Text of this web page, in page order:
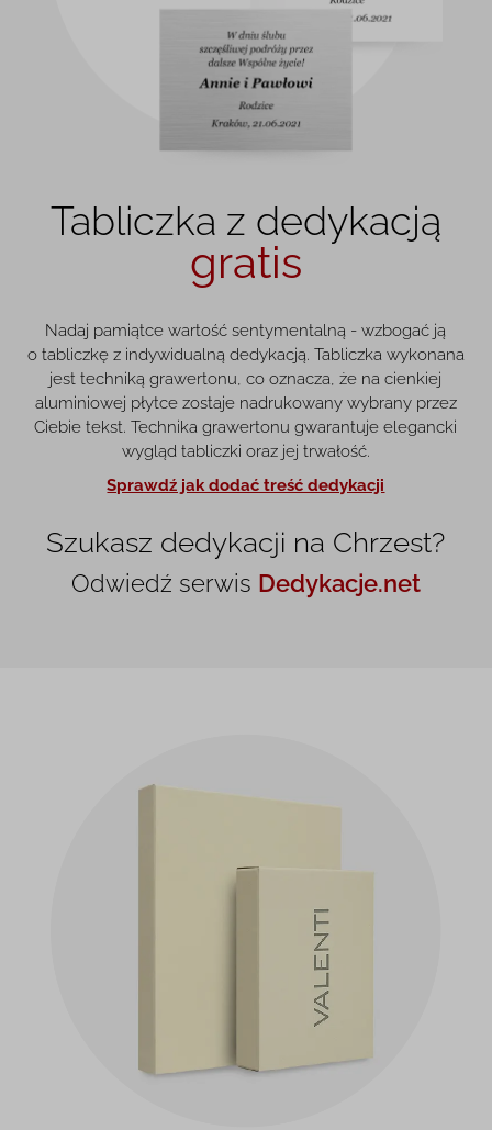
Tabliczka z dedykacją
gratis
Nadaj pamiątce wartość sentymentalną - wzbogać ją
o tabliczkę z indywidualną dedykacją. Tabliczka wykonana
jest techniką grawertonu, co oznacza, że na cienkiej
aluminiowej płytce zostaje nadrukowany wybrany przez
Ciebie tekst. Technika grawertonu gwarantuje elegancki
wygląd tabliczki oraz jej trwałość.
Sprawdź jak dodać treść dedykacji
Szukasz dedykacji na Chrzest?
Odwiedź serwis Dedykacje.net